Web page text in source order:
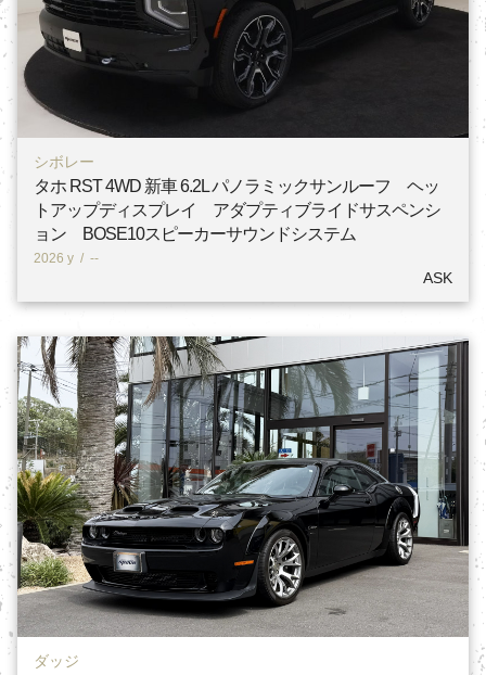
シボレー
タホ RST 4WD 新車 6.2L パノラミックサンルーフ ヘッ
トアップディスプレイ アダプティブライドサスペンシ
ョン BOSE10スピーカーサウンドシステム
2026 y / --
ASK
ダッジ